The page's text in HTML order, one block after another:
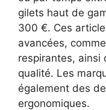
gilets haut de
300 €. Ces
avancées,
respirantes, ainsi
qualité. Les
également des
ergonomiques.